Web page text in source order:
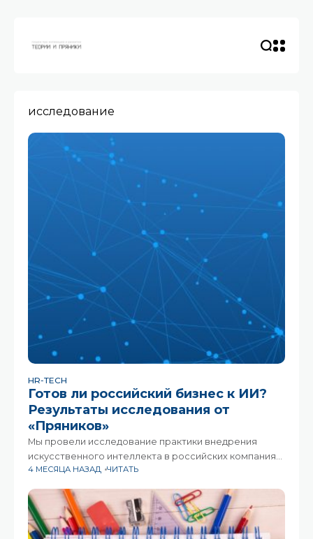
исследование
HR-TECH
Готов ли российский бизнес к ИИ?
Результаты исследования от
«Пряников»
Мы провели исследование практики внедрения
искусственного интеллекта в российских компаниях.
В опросе приняли участие 196 организаций — от
сотрудников.Оценка проводилась по шести
направлениям:
4 МЕСЯЦА НАЗАД ЧИТАТЬ